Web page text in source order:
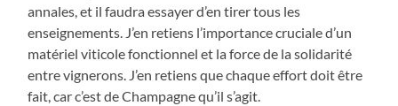
annales, et il faudra essayer d’en tirer tous les
enseignements. J’en retiens l’importance cruciale d’un
matériel viticole fonctionnel et la force de la solidarité
entre vignerons. J’en retiens que chaque effort doit être
fait, car c’est de Champagne qu’il s’agit.